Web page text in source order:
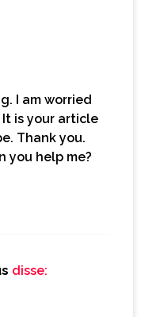
I am worried
is your article
Thank you.
you help me?
disse: